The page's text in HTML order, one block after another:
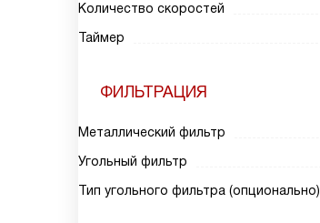
Количество скоростей
Таймер
ФИЛЬТРАЦИЯ
Металлический фильтр
Угольный фильтр
Тип угольного фильтра (опционально)